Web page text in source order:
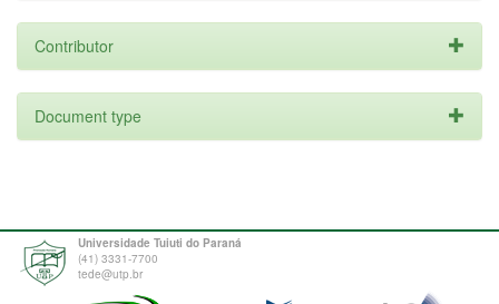
Contributor
Document type
Universidade Tuiuti do Paraná
(41) 3331-7700
tede@utp.br